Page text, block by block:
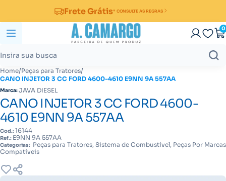
Frete Grátis* CONSULTE AS REGRAS
0
Home/Peças para Tratores/
CANO INJETOR 3 CC FORD 4600-4610 E9NN 9A 557AA
Marca:JAVA DIESEL
CANO INJETOR 3 CC FORD 4600-
4610 E9NN 9A 557AA
Cod.:16144
Ref.: E9NN 9A 557AA
Categorias: Peças para Tratores, Sistema de Combustível, Peças Por Marcas
Compatíveis